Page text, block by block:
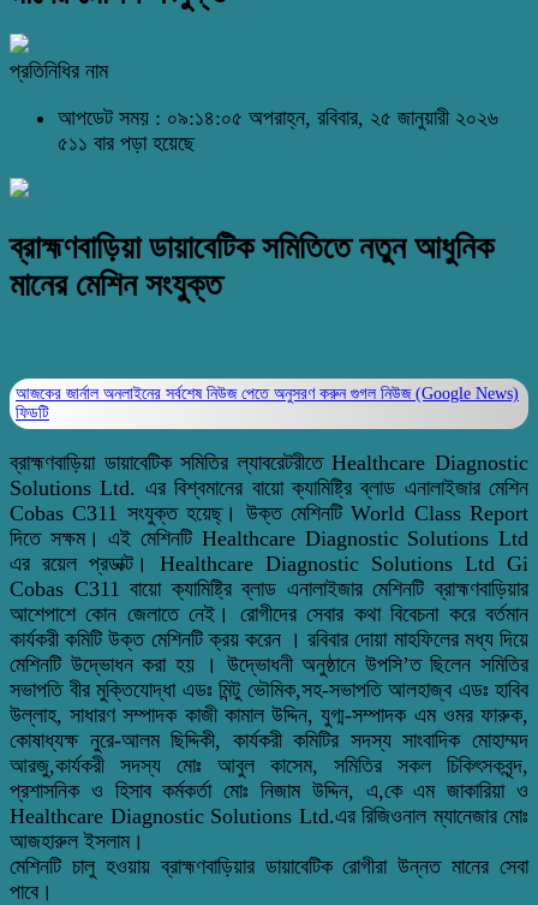
প্রতিনিধির নাম
আপডেট সময় : ০৯:১৪:০৫ অপরাহ্ন, রবিবার, ২৫ জানুয়ারী ২০২৬
৫১১ বার পড়া হয়েছে
ব্রাহ্মণবাড়িয়া ডায়াবেটিক সমিতিতে নতুন আধুনিক
মানের মেশিন সংযুক্ত
আজকের জার্নাল অনলাইনের সর্বশেষ নিউজ পেতে অনুসরণ করুন গুগল নিউজ (Google News)
ফিডটি
ব্রাহ্মণবাড়িয়া ডায়াবেটিক সমিতির ল্যাবরেটরীতে Healthcare Diagnostic
Solutions Ltd. এর বিশ্বমানের বায়ো ক্যামিষ্ট্রি ব্লাড এনালাইজার মেশিন
Cobas C311 সংযুক্ত হয়েছ্‌। উক্ত মেশিনটি World Class Report
দিতে সক্ষম। এই মেশিনটি Healthcare Diagnostic Solutions Ltd
এর রয়েল প্রডাক্ট। Healthcare Diagnostic Solutions Ltd Gi
Cobas C311 বায়ো ক্যামিষ্ট্রি ব্লাড এনালাইজার মেশিনটি ব্রাহ্মণবাড়িয়ার
আশেপাশে কোন জেলাতে নেই। রোগীদের সেবার কথা বিবেচনা করে বর্তমান
কার্যকরী কমিটি উক্ত মেশিনটি ক্রয় করেন । রবিবার দোয়া মাহফিলের মধ্য দিয়ে
মেশিনটি উদ্ভোধন করা হয় । উদ্ভোধনী অনুষ্ঠানে উপসি’ত ছিলেন সমিতির
সভাপতি বীর মুক্তিযোদ্ধা এডঃ মিন্টু ভৌমিক,সহ-সভাপতি আলহাজ্ব এডঃ হাবিব
উল্লাহ, সাধারণ সম্পাদক কাজী কামাল উদ্দিন, যুগ্ম-সম্পাদক এম ওমর ফারুক,
কোষাধ্যক্ষ নুরে-আলম ছিদ্দিকী, কার্যকরী কমিটির সদস্য সাংবাদিক মোহাম্মদ
আরজু,কার্যকরী সদস্য মোঃ আবুল কাসেম, সমিতির সকল চিকিৎসকবৃন্দ,
প্রশাসনিক ও হিসাব কর্মকর্তা মোঃ নিজাম উদ্দিন, এ,কে এম জাকারিয়া ও
Healthcare Diagnostic Solutions Ltd.এর রিজিওনাল ম্যানেজার মোঃ
আজহারুল ইসলাম।
মেশিনটি চালু হওয়ায় ব্রাহ্মণবাড়িয়ার ডায়াবেটিক রোগীরা উন্নত মানের সেবা
পাবে।